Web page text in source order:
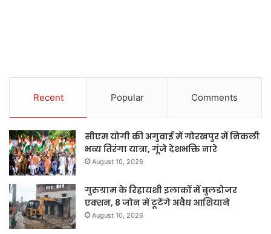
Recent Popular Comments
सीएम योगी की अगुवाई में गोरखपुर में निकली
भव्य तिरंगा यात्रा, गूंजे देशभक्ति नारे
August 10, 2026
गुरुग्राम के रिहायशी इलाकों में बुलडोजर
एक्शन, 8 जोन में टूटेंगे अवैध आशियाने
August 10, 2026